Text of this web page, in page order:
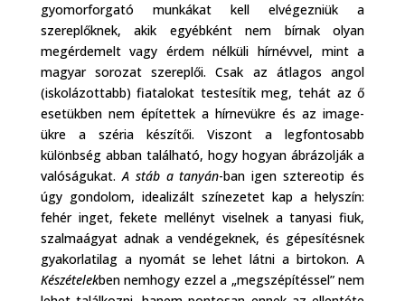
gyomorforgató munkákat kell elvégezniük a
szereplőknek, akik egyébként nem bírnak olyan
megérdemelt vagy érdem nélküli hírnévvel, mint a
magyar sorozat szereplői. Csak az átlagos angol
(iskolázottabb) fiatalokat testesítik meg, tehát az ő
esetükben nem építettek a hírnevükre és az image-
ükre a széria készítői. Viszont a legfontosabb
különbség abban található, hogy hogyan ábrázolják a
valóságukat.A stáb a tanyán-ban igen sztereotip és
úgy gondolom, idealizált színezetet kap a helyszín:
fehér inget, fekete mellényt viselnek a tanyasi fiuk,
szalmaágyat adnak a vendégeknek, és gépesítésnek
gyakorlatilag a nyomát se lehet látni a birtokon. A
Készételekben nemhogy ezzel a „megszépítéssel” nem